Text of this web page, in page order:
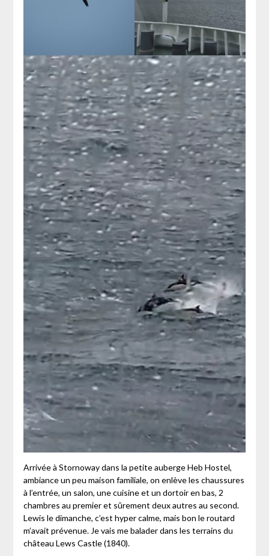
Arrivée à Stornoway dans la petite auberge Heb Hostel,
ambiance un peu maison familiale, on enlève les chaussures
à l’entrée, un salon, une cuisine et un dortoir en bas, 2
chambres au premier et sûrement deux autres au second.
Lewis le dimanche, c’est hyper calme, mais bon le routard
m’avait prévenue. Je vais me balader dans les terrains du
château Lews Castle (1840).